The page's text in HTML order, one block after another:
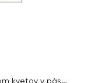
Vodolepky s čiernobielym motívom kvetov v páse – HBJY018